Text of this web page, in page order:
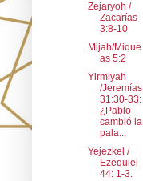
Zejaryoh /
Zacarías
3:8-10
Mijah/Mique
as 5:2
Yirmiyah
/Jeremías
31:30-33:
¿Pablo
cambió la
pala...
Yejezkel /
Ezequiel
44: 1-3.